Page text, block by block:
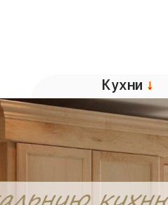
Кухни ↓